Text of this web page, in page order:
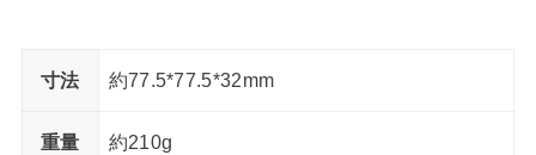
寸法 約77.5*77.5*32mm
重量 約210g